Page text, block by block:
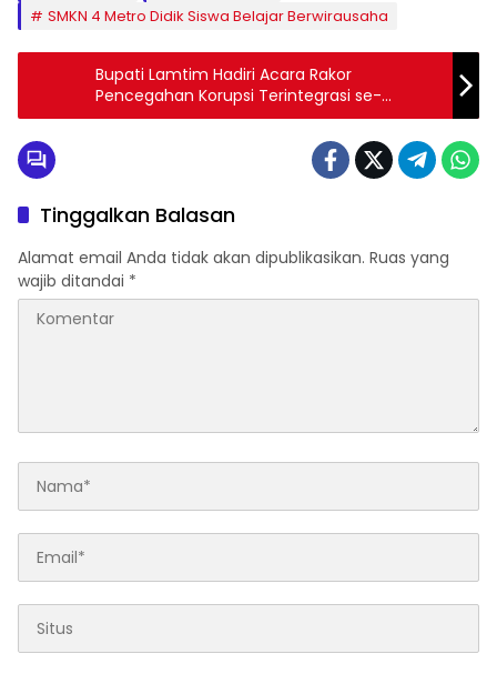
SMKN 4 Metro Didik Siswa Belajar Berwirausaha
Bupati Lamtim Hadiri Acara Rakor
Pencegahan Korupsi Terintegrasi se-
Lampung
Tinggalkan Balasan
Alamat email Anda tidak akan dipublikasikan. Ruas yang
wajib ditandai *